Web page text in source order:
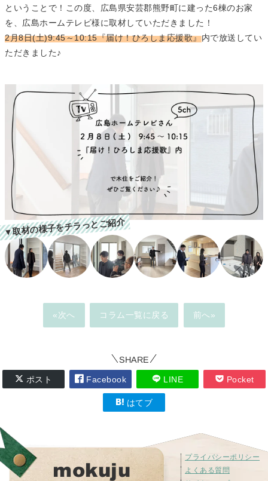
ということで！この度、広島県安芸郡熊野町に建った6棟のお家
を、広島ホームテレビ様に取材していただきました！
2月8日(土)9:45～10:15『届け！ひろしま応援歌』内で放送してい
ただきました♪
▼取材の様子をチラっとご紹介
«次へ コラム一覧に戻る 前へ»
SHARE
ポスト Facebook LINE Pocket
はてブ
mokuju
プライバシーポリシー
よくある質問